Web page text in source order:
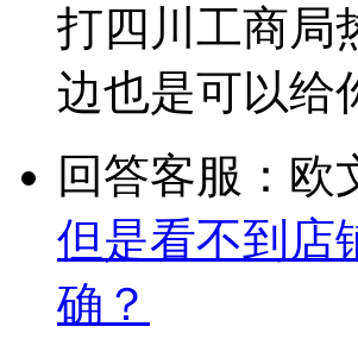
打四川工商局
边也是可以给
回答客服：欧
但是看不到店
确？